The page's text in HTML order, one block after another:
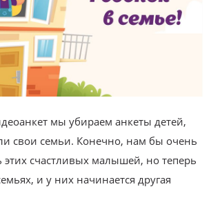
мы убираем анкеты детей,
свои семьи. Конечно, нам бы очень
этих счастливых малышей, но теперь
и у них начинается другая